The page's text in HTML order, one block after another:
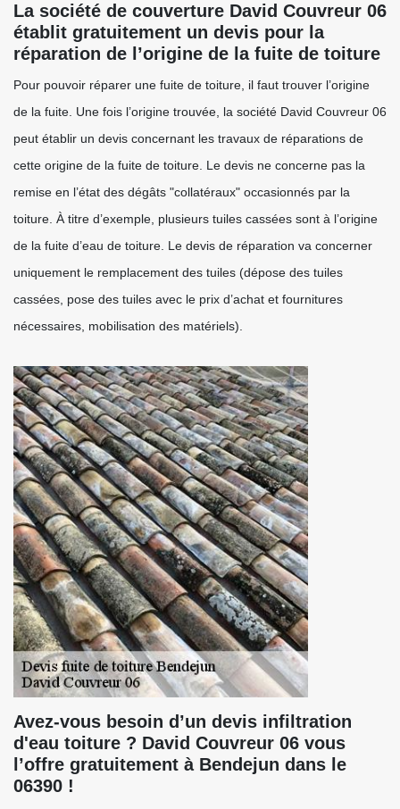
La société de couverture David Couvreur 06
établit gratuitement un devis pour la
réparation de l’origine de la fuite de toiture
Pour pouvoir réparer une fuite de toiture, il faut trouver l’origine
de la fuite. Une fois l’origine trouvée, la société David Couvreur 06
peut établir un devis concernant les travaux de réparations de
cette origine de la fuite de toiture. Le devis ne concerne pas la
remise en l’état des dégâts "collatéraux" occasionnés par la
toiture. À titre d’exemple, plusieurs tuiles cassées sont à l’origine
de la fuite d’eau de toiture. Le devis de réparation va concerner
uniquement le remplacement des tuiles (dépose des tuiles
cassées, pose des tuiles avec le prix d’achat et fournitures
nécessaires, mobilisation des matériels).
Avez-vous besoin d’un devis infiltration
d'eau toiture ? David Couvreur 06 vous
l’offre gratuitement à Bendejun dans le
06390 !